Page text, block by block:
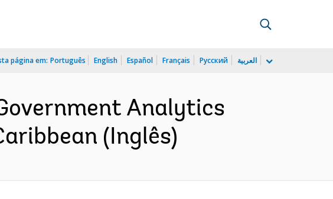
página em: Português English Español Français Русский العربية
Analytics
(Inglês)